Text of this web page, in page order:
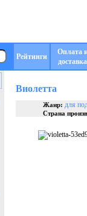
Рейтинги
Оплата
доставка
Виолетта
Жанр: для
Страна